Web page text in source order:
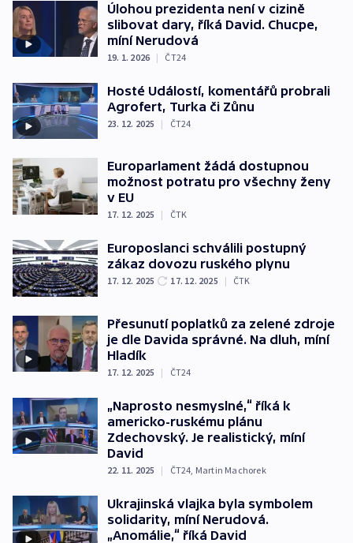
Úlohou prezidenta není v cizině
slibovat dary, říká David. Chucpe,
míní Nerudová
19. 1. 2026 | ČT24
Hosté Událostí, komentářů probrali
Agrofert, Turka či Zůnu
23. 12. 2025 | ČT24
Europarlament žádá dostupnou
možnost potratu pro všechny ženy
v EU
17. 12. 2025 | ČTK
Europoslanci schválili postupný
zákaz dovozu ruského plynu
17. 12. 2025 17. 12. 2025 | ČTK
Přesunutí poplatků za zelené zdroje
je dle Davida správné. Na dluh, míní
Hladík
17. 12. 2025 | ČT24
„Naprosto nesmyslné,“ říká k
americko-ruskému plánu
Zdechovský. Je realistický, míní
David
22. 11. 2025 | ČT24 Martin Machorek
Ukrajinská vlajka byla symbolem
solidarity, míní Nerudová.
„Anomálie,“ říká David